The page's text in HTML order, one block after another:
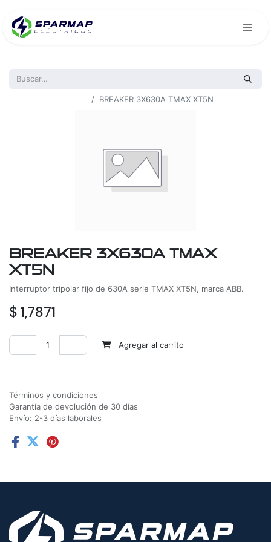
BREAKER 3X630A TMAX XT5N
BREAKER 3X630A TMAX
XT5N
Interruptor tripolar fijo de 630A serie TMAX XT5N, marca ABB.
$ 1,7871
Agregar al carrito
Términos y condiciones
Garantía de devolución de 30 días
Envío: 2-3 días laborales